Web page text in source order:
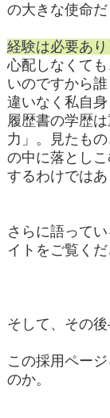
の大きな使命だ
経験は必要あり
心配しなくて
いのですから
違いなく私自身
履歴書の学歴
力」。見たも
の中に落とし
するわけではあ
さらに語って
イトをご覧くだ
そして、その
この採用ペー
のか。